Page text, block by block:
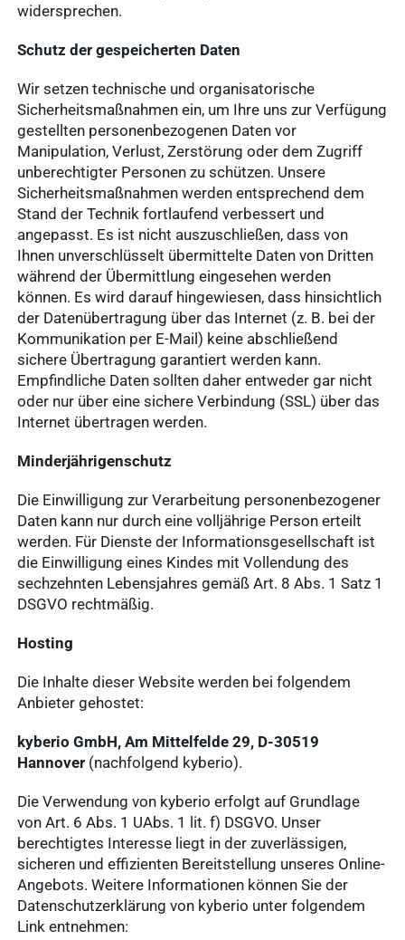
widersprechen.
Schutz der gespeicherten Daten
Wir setzen technische und organisatorische
Sicherheitsmaßnahmen ein, um Ihre uns zur Verfügung
gestellten personenbezogenen Daten vor
Manipulation, Verlust, Zerstörung oder dem Zugriff
unberechtigter Personen zu schützen. Unsere
Sicherheitsmaßnahmen werden entsprechend dem
Stand der Technik fortlaufend verbessert und
angepasst. Es ist nicht auszuschließen, dass von
Ihnen unverschlüsselt übermittelte Daten von Dritten
während der Übermittlung eingesehen werden
können. Es wird darauf hingewiesen, dass hinsichtlich
der Datenübertragung über das Internet (z. B. bei der
Kommunikation per E-Mail) keine abschließend
sichere Übertragung garantiert werden kann.
Empfindliche Daten sollten daher entweder gar nicht
oder nur über eine sichere Verbindung (SSL) über das
Internet übertragen werden.
Minderjährigenschutz
Die Einwilligung zur Verarbeitung personenbezogener
Daten kann nur durch eine volljährige Person erteilt
werden. Für Dienste der Informationsgesellschaft ist
die Einwilligung eines Kindes mit Vollendung des
sechzehnten Lebensjahres gemäß Art. 8 Abs. 1 Satz 1
DSGVO rechtmäßig.
Hosting
Die Inhalte dieser Website werden bei folgendem
Anbieter gehostet:
kyberio GmbH, Am Mittelfelde 29, D-30519
Hannover (nachfolgend kyberio).
Die Verwendung von kyberio erfolgt auf Grundlage
von Art. 6 Abs. 1 UAbs. 1 lit. f) DSGVO. Unser
berechtigtes Interesse liegt in der zuverlässigen,
sicheren und effizienten Bereitstellung unseres Online-
Angebots. Weitere Informationen können Sie der
Datenschutzerklärung von kyberio unter folgendem
Link entnehmen: